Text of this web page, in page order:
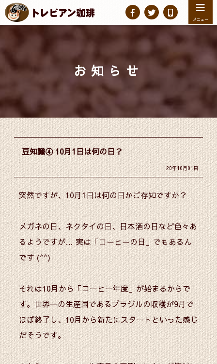
メニュー
お知らせ
豆知識④ 10月1日は何の日？
20年10月01日
突然ですが、10月1日は何の日かご存知ですか？
メガネの日、ネクタイの日、日本酒の日など色々あ
るようですが… 実は「コーヒーの日」でもあるん
です (^^)
それは10月から「コーヒー年度」が始まるからで
す。世界一の生産国であるブラジルの収穫が9月で
ほぼ終了し、10月から新たにスタートといった感じ
だそうです。